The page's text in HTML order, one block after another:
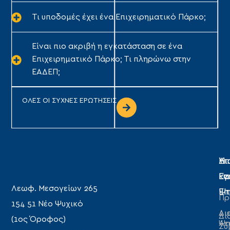
Τι υποδομές έχει ένα Επιχειρηματικό Πάρκο;
Είναι πιο ακριβή η εγκατάσταση σε ένα
Επιχειρηματικό Πάρκο; Τι πληρώνω στην
ΕΑΔΕΠ;
ΟΛΕΣ ΟΙ ΣΥΧΝΕΣ ΕΡΩΤΗΣΕΙΣ
Λεωφ. Μεσογείων 265
154 51 Νέο Ψυχικό
(1ος Όροφος)
Η